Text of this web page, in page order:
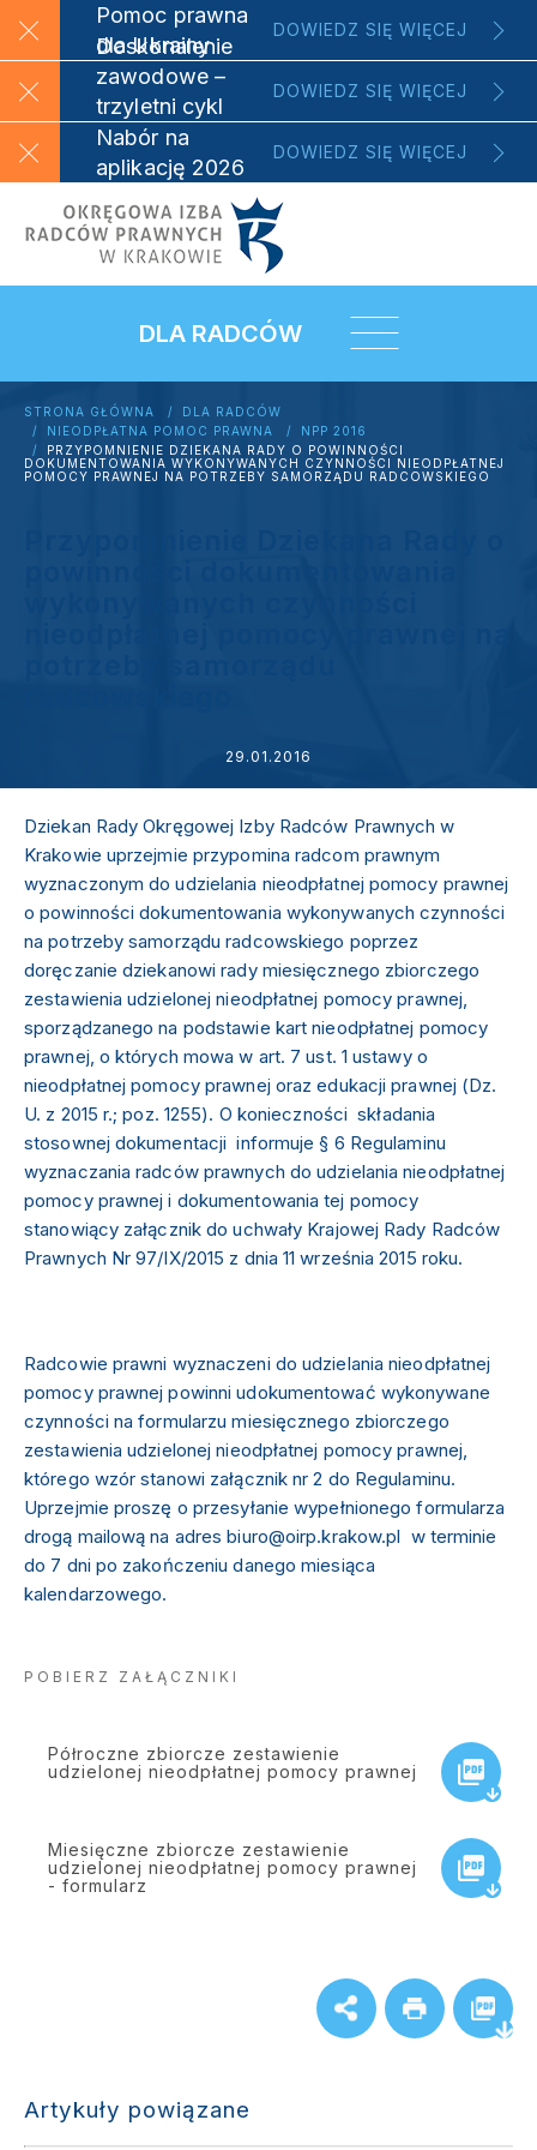
Pomoc prawna
dla Ukrainy
DOWIEDZ SIĘ WIĘCEJ
Doskonalenie
zawodowe –
trzyletni cykl
szkoleniowy
DOWIEDZ SIĘ WIĘCEJ
Nabór na
aplikację 2026
DOWIEDZ SIĘ WIĘCEJ
DLA RADCÓW
STRONA GŁÓWNA
DLA RADCÓW
NIEODPŁATNA POMOC PRAWNA
NPP 2016
PRZYPOMNIENIE DZIEKANA RADY O POWINNOŚCI
DOKUMENTOWANIA WYKONYWANYCH CZYNNOŚCI NIEODPŁATNEJ
POMOCY PRAWNEJ NA POTRZEBY SAMORZĄDU RADCOWSKIEGO
29.01.2016
Dziekan Rady Okręgowej Izby Radców Prawnych w
Krakowie uprzejmie przypomina radcom prawnym
wyznaczonym do udzielania nieodpłatnej pomocy prawnej
o powinności dokumentowania wykonywanych czynności
na potrzeby samorządu radcowskiego poprzez
doręczanie dziekanowi rady miesięcznego zbiorczego
zestawienia udzielonej nieodpłatnej pomocy prawnej,
sporządzanego na podstawie kart nieodpłatnej pomocy
prawnej, o których mowa w art. 7 ust. 1 ustawy o
nieodpłatnej pomocy prawnej oraz edukacji prawnej (Dz.
U. z 2015 r.; poz. 1255). O konieczności składania
stosownej dokumentacji informuje § 6 Regulaminu
wyznaczania radców prawnych do udzielania nieodpłatnej
pomocy prawnej i dokumentowania tej pomocy
stanowiący załącznik do uchwały Krajowej Rady Radców
Prawnych Nr 97/IX/2015 z dnia 11 września 2015 roku.
Radcowie prawni wyznaczeni do udzielania nieodpłatnej
pomocy prawnej powinni udokumentować wykonywane
czynności na formularzu miesięcznego zbiorczego
zestawienia udzielonej nieodpłatnej pomocy prawnej,
którego wzór stanowi załącznik nr 2 do Regulaminu.
Uprzejmie proszę o przesyłanie wypełnionego formularza
drogą mailową na adres biuro@oirp.krakow.pl w terminie
do 7 dni po zakończeniu danego miesiąca
kalendarzowego.
POBIERZ ZAŁĄCZNIKI
Półroczne zbiorcze zestawienie
udzielonej nieodpłatnej pomocy prawnej
Miesięczne zbiorcze zestawienie
udzielonej nieodpłatnej pomocy prawnej
- formularz
Artykuły powiązane